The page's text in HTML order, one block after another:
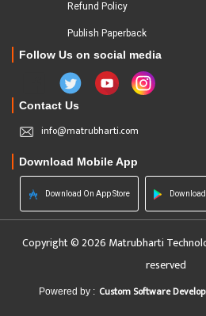
Refund Policy
Publish Paperback
Follow Us on social media
Contact Us
info@matrubharti.com
Download Mobile App
Download On App Store
Copyright © 2026 Matrubharti
reserved
Powered by : Custom Software